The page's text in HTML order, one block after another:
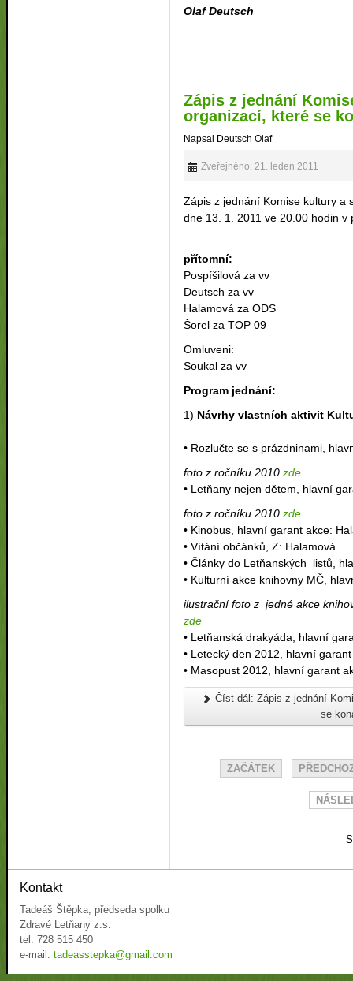
Olaf Deutsch
Zápis z jednání
organizací, které se
Napsal Deutsch Olaf
Zveřejněno: 21. leden 2011
Zápis z jednání Komise kultury a
dne 13. 1. 2011 ve 20.00 hodin
přítomní:
Pospíšilová za vv
Deutsch za vv
Halamová za ODS
Šorel za TOP 09
Omluveni:
Soukal za vv
Program jednání:
1) Návrhy vlastních aktivit
• Rozlučte se s prázdninami,
foto z ročníku 2010zde
• Letňany nejen dětem, hlavní
foto z ročníku 2010 zde
• Kinobus, hlavní garant akce:
• Vítání občánků, Z: Halamová
• Články do Letňanských listů,
• Kulturní akce knihovny MČ,
ilustrační foto z jedné akce
zde
• Letňanská drakyáda, hlavní
• Letecký den 2012, hlavní
• Masopust 2012, hlavní garant
Číst dál: Zápis z jednání
se
ZAČÁTEK
Kontakt
Tadeáš Štěpka, předseda spolku
Zdravé Letňany z.s.
tel: 728 515 450
e-mail: tadeasstepka@gmail.com